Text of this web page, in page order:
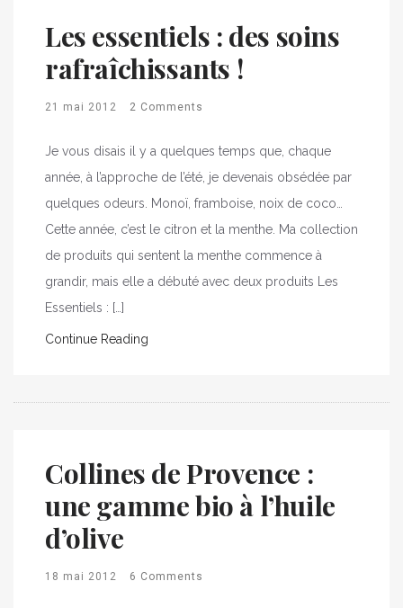
Les essentiels : des soins
rafraîchissants !
21 mai 2012 2 Comments
Je vous disais il y a quelques temps que, chaque
année, à l’approche de l’été, je devenais obsédée par
quelques odeurs. Monoï, framboise, noix de coco…
Cette année, c’est le citron et la menthe. Ma collection
de produits qui sentent la menthe commence à
grandir, mais elle a débuté avec deux produits Les
Essentiels : […]
Continue Reading
Collines de Provence :
une gamme bio à l’huile
d’olive
18 mai 2012 6 Comments